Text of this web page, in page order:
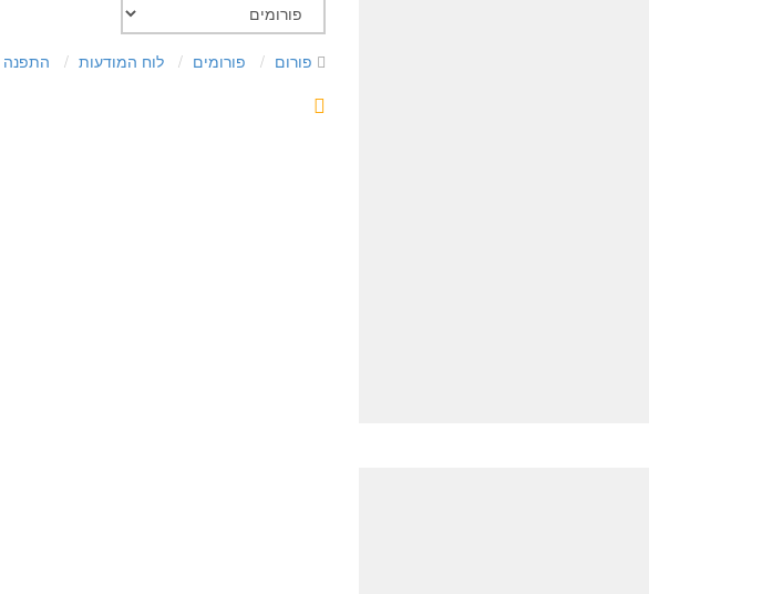
פורום פורומים לוח המודעות התפנה חזן